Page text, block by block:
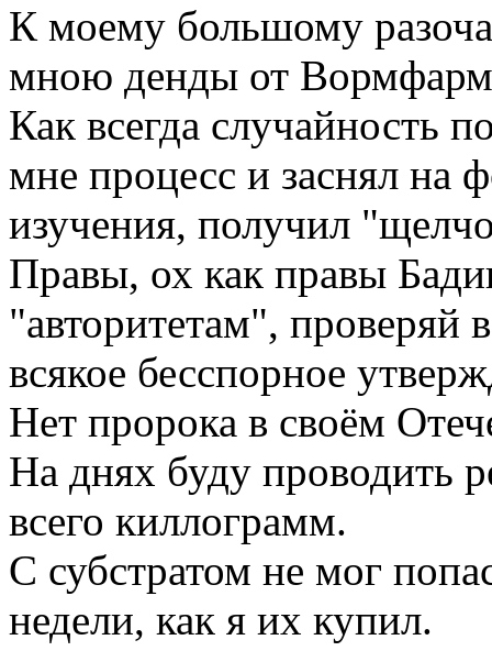
К моему большому
мною денды от
Как всегда случайность
мне процесс и заснял на
изучения, получил
Правы, ох как правы
"авторитетам", проверяй
всякое бесспорное
Нет пророка в своём
На днях буду проводить
всего киллограмм.
С субстратом не мог
недели, как я их купил.